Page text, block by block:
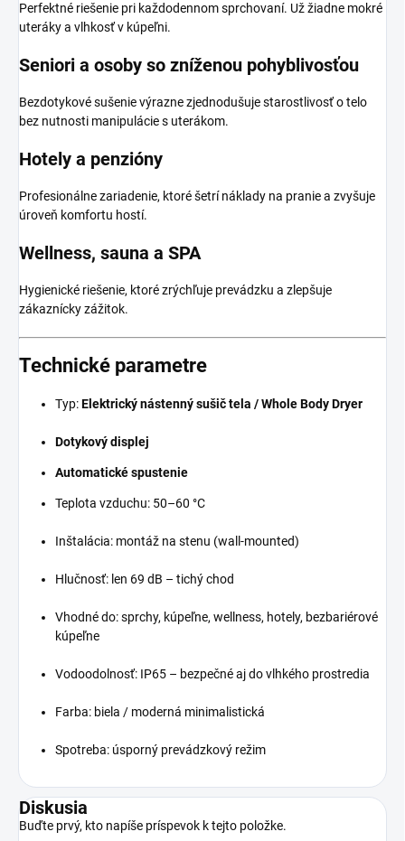
Perfektné riešenie pri každodennom sprchovaní. Už žiadne mokré
uteráky a vlhkosť v kúpeľni.
Seniori a osoby so zníženou pohyblivosťou
Bezdotykové sušenie výrazne zjednodušuje starostlivosť o telo
bez nutnosti manipulácie s uterákom.
Hotely a penzióny
Profesionálne zariadenie, ktoré šetrí náklady na pranie a zvyšuje
úroveň komfortu hostí.
Wellness, sauna a SPA
Hygienické riešenie, ktoré zrýchľuje prevádzku a zlepšuje
zákaznícky zážitok.
Technické parametre
Typ:Elektrický nástenný sušič tela / Whole Body Dryer
Dotykový displej
Automatické spustenie
Teplota vzduchu: 50–60 °C
Inštalácia: montáž na stenu (wall-mounted)
Hlučnosť: len 69 dB – tichý chod
Vhodné do: sprchy, kúpeľne, wellness, hotely, bezbariérové
kúpeľne
Vodoodolnosť: IP65 – bezpečné aj do vlhkého prostredia
Farba: biela / moderná minimalistická
Spotreba: úsporný prevádzkový režim
Diskusia
Buďte prvý, kto napíše príspevok k tejto položke.